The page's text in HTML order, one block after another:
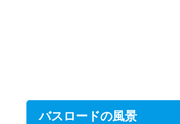
バスロードの風景